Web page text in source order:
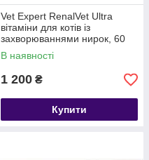
Vet Expert RenalVet Ultra
вітаміни для котів із
захворюваннями нирок, 60
табл
В наявності
1 200 ₴
Купити